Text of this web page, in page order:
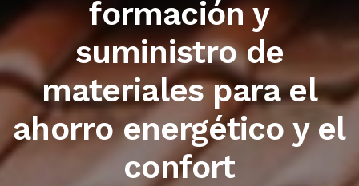
Trabajamos con las
primeras marcas del
sector